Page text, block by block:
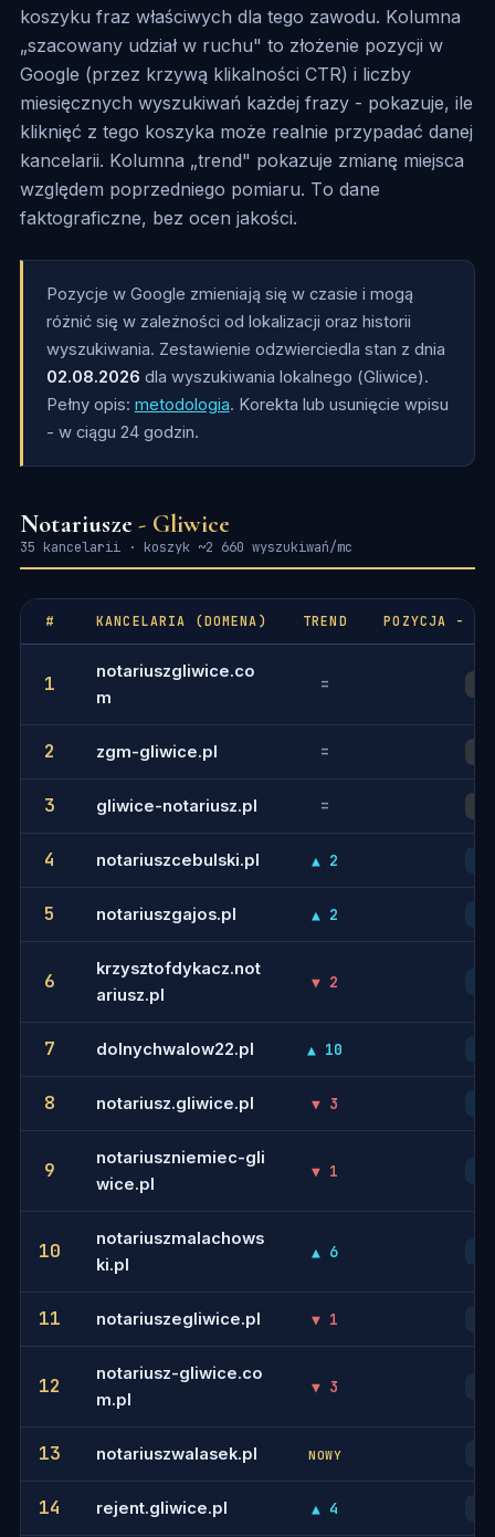
koszyku fraz właściwych dla tego zawodu. Kolumna
„szacowany udział w ruchu" to złożenie pozycji w
Google (przez krzywą klikalności CTR) i liczby
miesięcznych wyszukiwań każdej frazy - pokazuje, ile
kliknięć z tego koszyka może realnie przypadać danej
kancelarii. Kolumna „trend" pokazuje zmianę miejsca
względem poprzedniego pomiaru. To dane
faktograficzne, bez ocen jakości.
Pozycje w Google zmieniają się w czasie i mogą
różnić się w zależności od lokalizacji oraz historii
wyszukiwania. Zestawienie odzwierciedla stan z dnia
02.08.2026 dla wyszukiwania lokalnego (Gliwice).
Pełny opis: metodologia. Korekta lub usunięcie wpisu
- w ciągu 24 godzin.
Notariusze- Gliwice
35 kancelarii · koszyk ~2 660 wyszukiwań/mc
# KANCELARIA (DOMENA) TREND POZYCJA -
1
notariuszgliwice.co
m
=
2 zgm-gliwice.pl =
3 gliwice-notariusz.pl =
4 notariuszcebulski.pl ▲ 2
5 notariuszgajos.pl ▲ 2
6
krzysztofdykacz.not
ariusz.pl
▼ 2
7 dolnychwalow22.pl ▲ 10
8 notariusz.gliwice.pl ▼ 3
9
notariuszniemiec-gli
wice.pl
▼ 1
10
notariuszmalachows
ki.pl
▲ 6
11 notariuszegliwice.pl ▼ 1
12
notariusz-gliwice.co
m.pl
▼ 3
13 notariuszwalasek.pl NOWY
14 rejent.gliwice.pl ▲ 4